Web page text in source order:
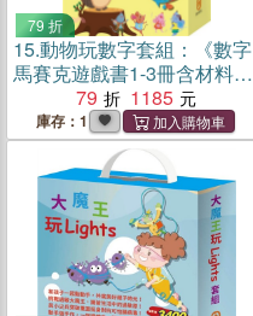
79 折
15.動物玩數字套組：《數字
馬賽克遊戲書1-3冊含材料
包》＋《三隻小豬》＋《城
市老鼠與鄉下老鼠》＋《龜
兔賽跑》＋《獅子與老鼠》
＋《烏鴉的彩色羽毛》
79 1185
庫存：1